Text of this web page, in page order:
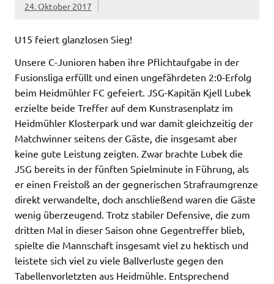
24. Oktober 2017
U15 feiert glanzlosen Sieg!
Unsere C-Junioren haben ihre Pflichtaufgabe in der
Fusionsliga erfüllt und einen ungefährdeten 2:0-Erfolg
beim Heidmühler FC gefeiert. JSG-Kapitän Kjell Lubek
erzielte beide Treffer auf dem Kunstrasenplatz im
Heidmühler Klosterpark und war damit gleichzeitig der
Matchwinner seitens der Gäste, die insgesamt aber
keine gute Leistung zeigten. Zwar brachte Lubek die
JSG bereits in der fünften Spielminute in Führung, als
er einen Freistoß an der gegnerischen Strafraumgrenze
direkt verwandelte, doch anschließend waren die Gäste
wenig überzeugend. Trotz stabiler Defensive, die zum
dritten Mal in dieser Saison ohne Gegentreffer blieb,
spielte die Mannschaft insgesamt viel zu hektisch und
leistete sich viel zu viele Ballverluste gegen den
Tabellenvorletzten aus Heidmühle. Entsprechend